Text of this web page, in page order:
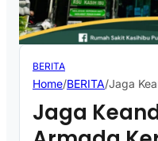
BERITA
Home/BERITA/Jaga
Jaga